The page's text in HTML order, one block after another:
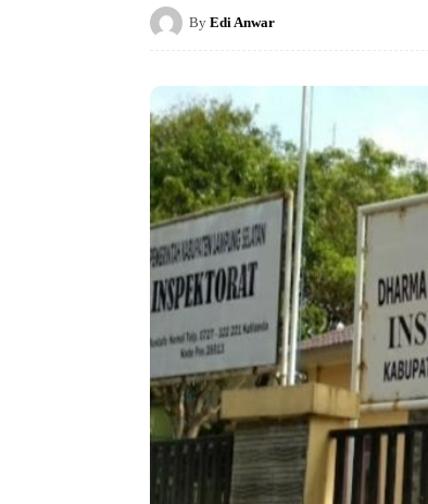
By Edi Anwar